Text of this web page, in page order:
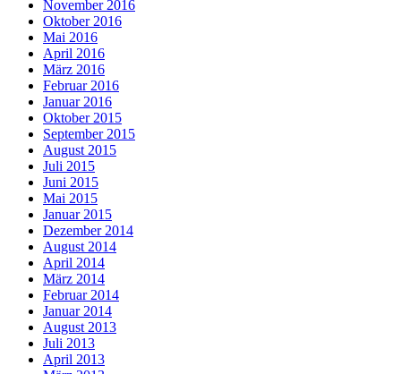
November 2016
Oktober 2016
Mai 2016
April 2016
März 2016
Februar 2016
Januar 2016
Oktober 2015
September 2015
August 2015
Juli 2015
Juni 2015
Mai 2015
Januar 2015
Dezember 2014
August 2014
April 2014
März 2014
Februar 2014
Januar 2014
August 2013
Juli 2013
April 2013